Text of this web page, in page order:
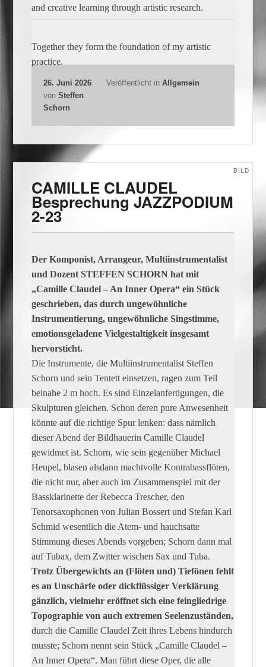
and creative learning through artistic research.
Together they form the foundation of my artistic
practice.
26. Juni 2026
vonSteffen
Schorn
Veröffentlicht in Allgemein
CAMILLE CLAUDEL
Besprechung JAZZPODIUM
2-23
BILD
Der Komponist, Arrangeur, Multiinstrumentalist
und Dozent STEFFEN SCHORN hat mit
„Camille Claudel – An Inner Opera“ ein Stück
geschrieben, das durch ungewöhnliche
Instrumentierung, ungewöhnliche Singstimme,
emotionsgeladene Vielgestaltigkeit insgesamt
hervorsticht.
Die Instrumente, die Multiinstrumentalist Steffen
Schorn und sein Tentett einsetzen, ragen zum Teil
beinahe 2 m hoch. Es sind Einzelanfertigungen, die
Skulpturen gleichen. Schon deren pure Anwesenheit
könnte auf die richtige Spur lenken: dass nämlich
dieser Abend der Bildhauerin Camille Claudel
gewidmet ist. Schorn, wie sein gegenüber Michael
Heupel, blasen alsdann machtvolle Kontrabassflöten,
die nicht nur, aber auch im Zusammenspiel mit der
Bassklarinette der Rebecca Trescher, den
Tenorsaxophonen von Julian Bossert und Stefan Karl
Schmid wesentlich die Atem- und hauchsatte
Stimmung dieses Abends vorgeben; Schorn dann mal
auf Tubax, dem Zwitter wischen Sax und Tuba.
Trotz Übergewichts an (Flöten und) Tiefönen fehlt
es an Unschärfe oder dickflüssiger Verklärung
gänzlich, vielmehr eröffnet sich eine feingliedrige
Topographie von auch extremen Seelenzuständen,
durch die Camille Claudel Zeit ihres Lebens hindurch
musste; Schorn nennt sein Stück „Camille Claudel –
An Inner Opera“. Man führt diese Oper, die alle